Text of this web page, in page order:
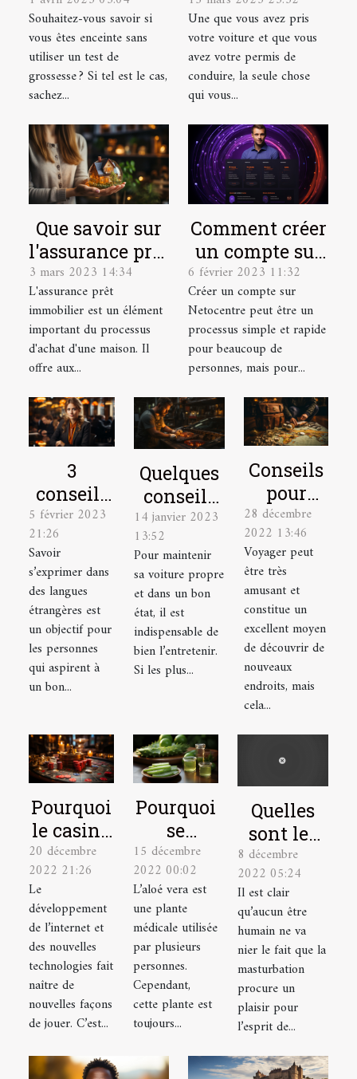
grossesse
Souhaitez-vous savoir si
vous êtes enceinte sans
utiliser un test de
grossesse ? Si tel est le cas,
sachez...
bonne
assurance auto
?
Une que vous avez pris
votre voiture et que vous
avez votre permis de
conduire, la seule chose
qui vous...
Que savoir sur
l'assurance prêt
immobilier ?
3 mars 2023 14:34
L'assurance prêt
immobilier est un élément
important du processus
d'achat d'une maison. Il
offre aux...
Comment créer
un compte sur
Netocentre ?
6 février 2023 11:32
Créer un compte sur
Netocentre peut être un
processus simple et rapide
pour beaucoup de
personnes, mais pour...
3
conseils
pour
mieux
parler
une
langue
étrangère
5 février 2023
21:26
Savoir
s’exprimer dans
des langues
étrangères est
un objectif pour
les personnes
qui aspirent à
un bon...
Quelques
conseils
pour bien
entretenir
sa voiture
14 janvier 2023
13:52
Pour maintenir
sa voiture propre
et dans un bon
état, il est
indispensable de
bien l’entretenir.
Si les plus...
Conseils
pour
élaborer
le plan
de
voyage
idéal
28 décembre
2022 13:46
Voyager peut
être très
amusant et
constitue un
excellent moyen
de découvrir de
nouveaux
endroits, mais
cela...
Pourquoi
le casino
en ligne
est-il un
excellent
choix ?
20 décembre
2022 21:26
Le
développement
de l’internet et
des nouvelles
technologies fait
naître de
nouvelles façons
de jouer. C’est...
Pourquoi
se
soigner
avec la
plante
aloé vera
?
15 décembre
2022 00:02
L’aloé vera est
une plante
médicale utilisée
par plusieurs
personnes.
Cependant,
cette plante est
toujours...
Quelles
sont les
astuces
pour bien
se
masturber
?
8 décembre
2022 05:24
Il est clair
qu’aucun être
humain ne va
nier le fait que la
masturbation
procure un
plaisir pour
l’esprit de...